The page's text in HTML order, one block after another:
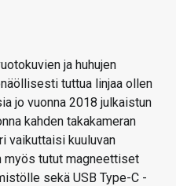
ja huhujen
tuttua linjaa ollen
jo vuonna 2018 julkaistun
kahden takakameran
vaikuttaisi kuuluvan
myös tutut magneettiset
sekä USB Type-C -